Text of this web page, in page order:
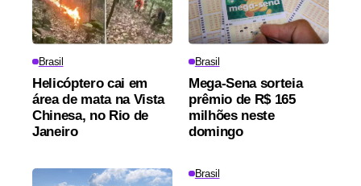
Brasil
Helicóptero cai em
área de mata na Vista
Chinesa, no Rio de
Janeiro
Brasil
Mega-Sena sorteia
prêmio de R$ 165
milhões neste
domingo
Brasil